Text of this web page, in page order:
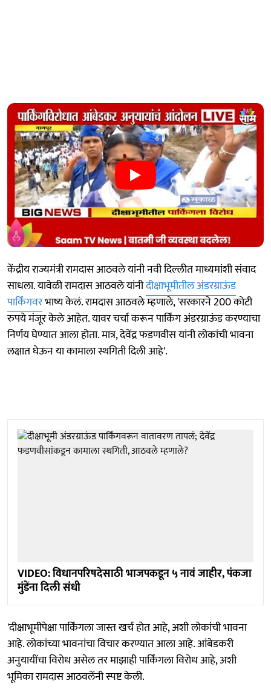
केंद्रीय राज्यमंत्री रामदास आठवले यांनी नवी दिल्लीत माध्यमांशी संवाद
साधला. यावेळी रामदास आठवले यांनीदीक्षाभूमीतील अंडरग्राऊंड
पार्किंगवरभाष्य केलं. रामदास आठवले म्हणाले, 'सरकारने 200 कोटी
रुपये मंजूर केले आहेत. यावर चर्चा करून पार्किंग अंडरग्राऊंड करण्याचा
निर्णय घेण्यात आला होता. मात्र, देवेंद्र फडणवीस यांनी लोकांची भावना
लक्षात घेऊन या कामाला स्थगिती दिली आहे'.
VIDEO: विधानपरिषदेसाठी भाजपकडून ५ नावं जाहीर, पंकजा
मुंडेंना दिली संधी
'दीक्षाभूमीपेक्षा पार्किंगला जास्त खर्च होत आहे, अशी लोकांची भावना
आहे. लोकांच्या भावनांचा विचार करण्यात आला आहे. आंबेडकरी
अनुयायींचा विरोध असेल तर माझाही पार्किंगला विरोध आहे, अशी
भूमिका रामदास आठवलेंनी स्पष्ट केली.